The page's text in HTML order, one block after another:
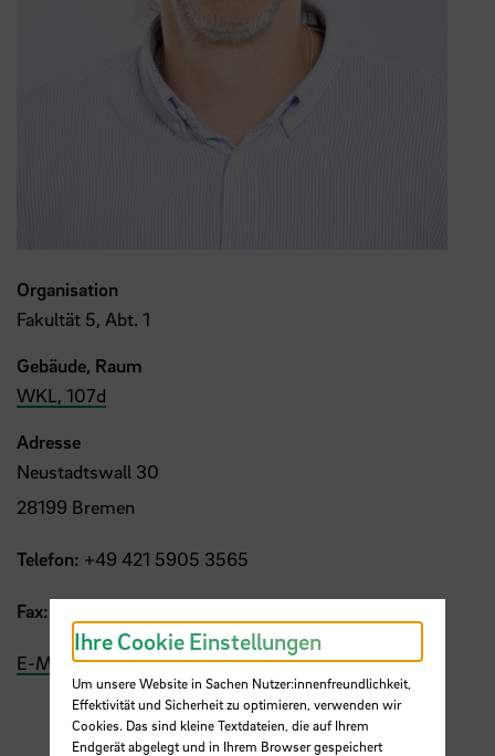
Organisation
Fakultät 5, Abt. 1
Gebäude, Raum
WKL, 107d
Adresse
Neustadtswall 30
28199 Bremen
Telefon: +49 421 5905 3565
Fax:
E-Mail
Ihre Cookie Einstellungen
Um unsere Website in Sachen Nutzer:innenfreundlichkeit,
Effektivität und Sicherheit zu optimieren, verwenden wir
Cookies. Das sind kleine Textdateien, die auf Ihrem
Endgerät abgelegt und in Ihrem Browser gespeichert